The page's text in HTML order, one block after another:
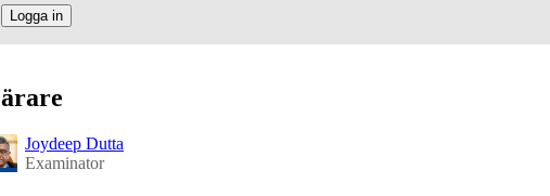
Logga in
Joydeep Dutta
Examinator